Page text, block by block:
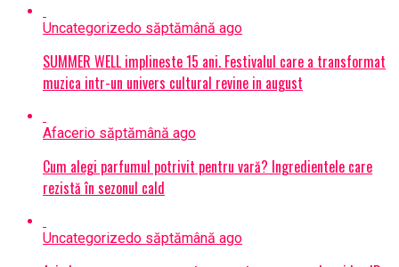
Uncategorizedo săptămână ago
SUMMER WELL implineste 15 ani. Festivalul care a transformat
muzica intr-un univers cultural revine in august
Afacerio săptămână ago
Cum alegi parfumul potrivit pentru vară? Ingredientele care
rezistă în sezonul cald
Uncategorizedo săptămână ago